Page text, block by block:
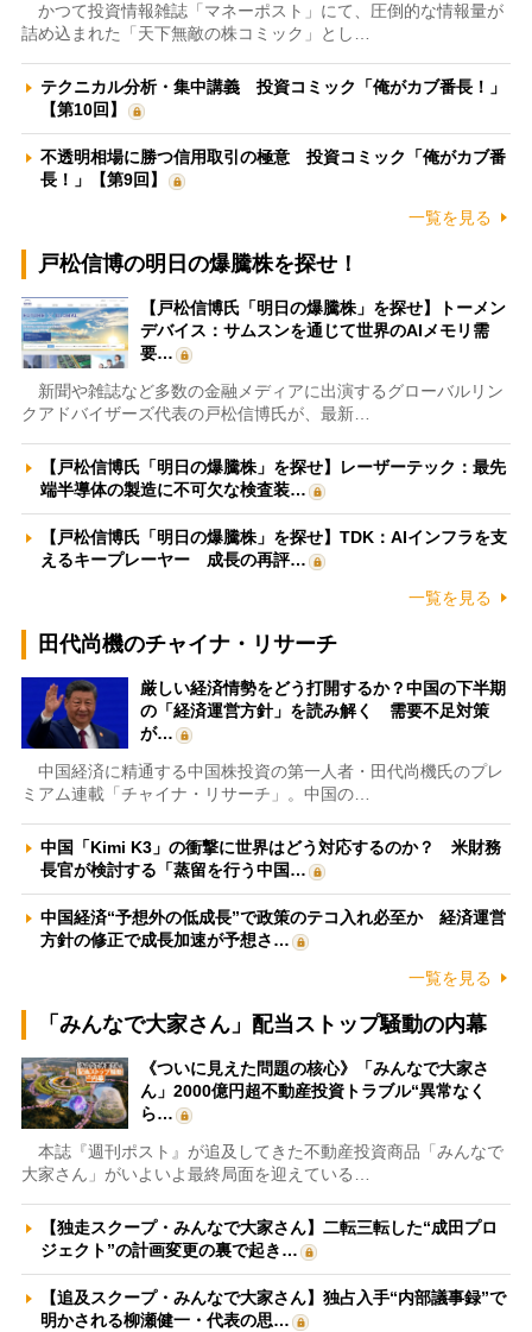
かつて投資情報雑誌「マネーポスト」にて、圧倒的な情報量が
詰め込まれた「天下無敵の株コミック」とし…
テクニカル分析・集中講義 投資コミック「俺がカブ番長！」
【第10回】
不透明相場に勝つ信用取引の極意 投資コミック「俺がカブ番
長！」【第9回】
一覧を見る
戸松信博の明日の爆騰株を探せ！
【戸松信博氏「明日の爆騰株」を探せ】トーメン
デバイス：サムスンを通じて世界のAIメモリ需
要…
新聞や雑誌など多数の金融メディアに出演するグローバルリン
クアドバイザーズ代表の戸松信博氏が、最新…
【戸松信博氏「明日の爆騰株」を探せ】レーザーテック：最先
端半導体の製造に不可欠な検査装…
【戸松信博氏「明日の爆騰株」を探せ】TDK：AIインフラを支
えるキープレーヤー 成長の再評…
一覧を見る
田代尚機のチャイナ・リサーチ
厳しい経済情勢をどう打開するか？中国の下半期
の「経済運営方針」を読み解く 需要不足対策
が…
中国経済に精通する中国株投資の第一人者・田代尚機氏のプレ
ミアム連載「チャイナ・リサーチ」。中国の…
中国「Kimi K3」の衝撃に世界はどう対応するのか？ 米財務
長官が検討する「蒸留を行う中国…
中国経済“予想外の低成長”で政策のテコ入れ必至か 経済運営
方針の修正で成長加速が予想さ…
一覧を見る
「みんなで大家さん」配当ストップ騒動の内幕
《ついに見えた問題の核心》「みんなで大家さ
ん」2000億円超不動産投資トラブル“異常なく
ら…
本誌『週刊ポスト』が追及してきた不動産投資商品「みんなで
大家さん」がいよいよ最終局面を迎えている…
【独走スクープ・みんなで大家さん】二転三転した“成田プロ
ジェクト”の計画変更の裏で起き…
【追及スクープ・みんなで大家さん】独占入手“内部議事録”で
明かされる柳瀬健一・代表の思…